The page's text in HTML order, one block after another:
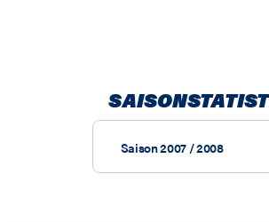
Saison 2007 / 2008